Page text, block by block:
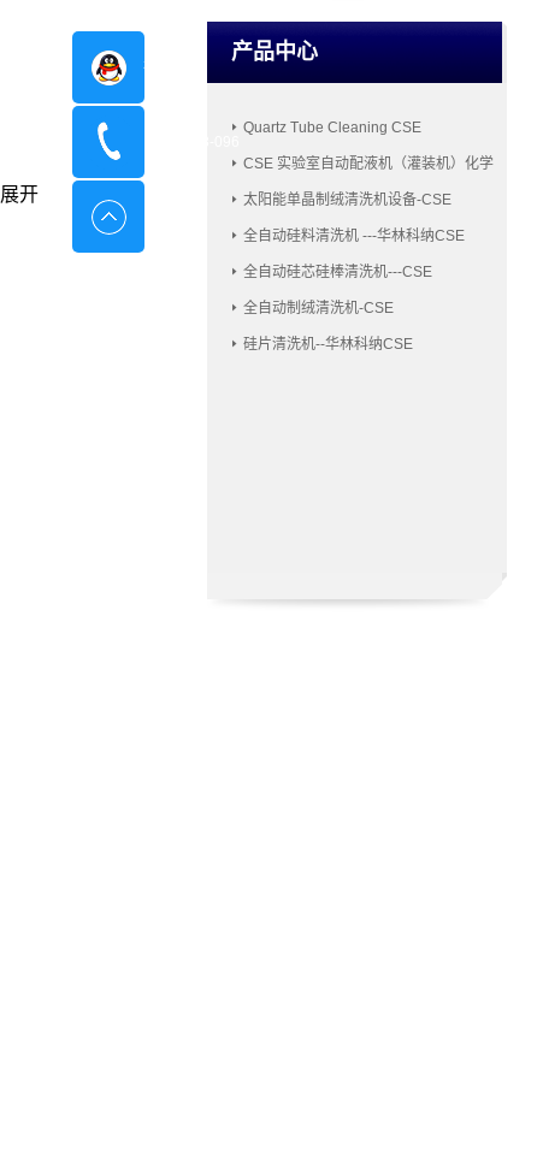
产品中心
Quartz Tube Cleaning CSE
CSE 实验室自动配液机（灌装机）化学
品配液机
太阳能单晶制绒清洗机设备-CSE
全自动硅料清洗机 ---华林科纳CSE
全自动硅芯硅棒清洗机---CSE
全自动制绒清洗机-CSE
硅片清洗机--华林科纳CSE
在线咨询
展开